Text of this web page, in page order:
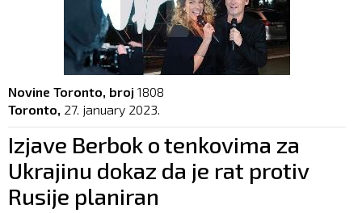
Novine Toronto, broj 1808
Toronto, 27. january 2023.
Izjave Berbok o tenkovima za
Ukrajinu dokaz da je rat protiv
Rusije planiran